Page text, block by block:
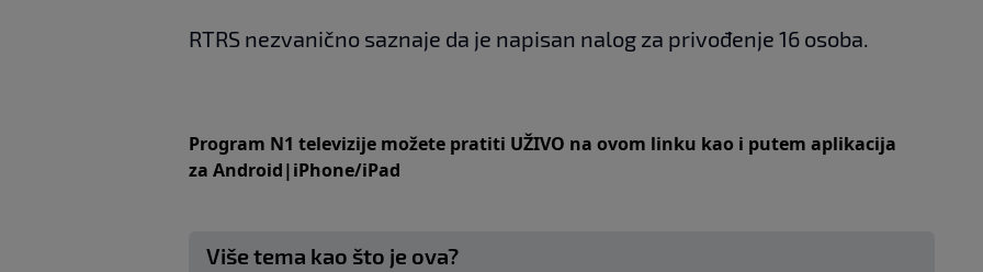
RTRS nezvanično saznaje da je napisan nalog za privođenje 16 osoba.
Program N1 televizije možete pratiti UŽIVO na ovom linku kao i putem aplikacija
za Android|iPhone/iPad
Više tema kao što je ova?